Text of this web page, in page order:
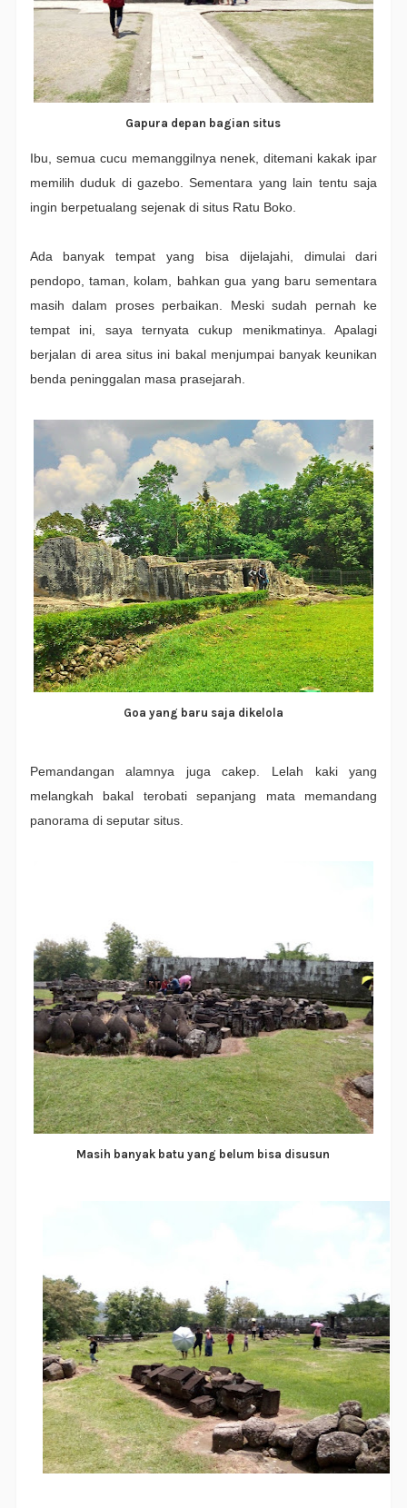
Gapura depan bagian situs
Ibu, semua cucu memanggilnya nenek, ditemani kakak ipar
memilih duduk di gazebo. Sementara yang lain tentu saja
ingin berpetualang sejenak di situs Ratu Boko.
Ada banyak tempat yang bisa dijelajahi, dimulai dari
pendopo, taman, kolam, bahkan gua yang baru sementara
masih dalam proses perbaikan. Meski sudah pernah ke
tempat ini, saya ternyata cukup menikmatinya. Apalagi
berjalan di area situs ini bakal menjumpai banyak keunikan
benda peninggalan masa prasejarah.
Goa yang baru saja dikelola
Pemandangan alamnya juga cakep. Lelah kaki yang
melangkah bakal terobati sepanjang mata memandang
panorama di seputar situs.
Masih banyak batu yang belum bisa disusun